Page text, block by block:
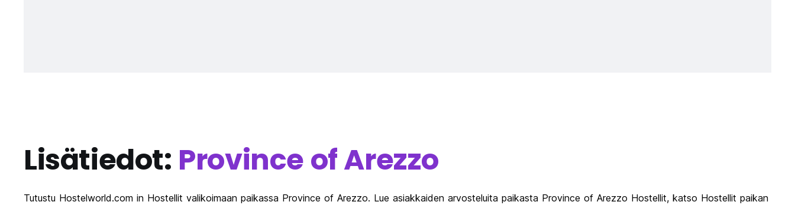
Lisätiedot: Province of Arezzo
Tutustu Hostelworld.com in Hostellit valikoimaan paikassa Province of Arezzo. Lue asiakkaiden arvosteluita paikasta Province of Arezzo Hostellit, katso Hostellit paikan